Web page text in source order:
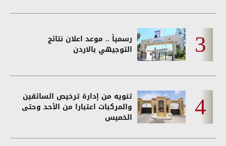
رسمياً .. موعد اعلان نتائج
التوجيهي بالاردن
تنويه من إدارة ترخيص السائقين
والمركبات اعتبارا من الأحد وحتى
الخميس